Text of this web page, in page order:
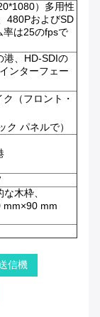
）多用性
480PおよびSD
率は25のfpsで
港、HD-SDIの
ンターフェー
（フロント・
ク パネルで）
木枠、
mm×90 mm
信機